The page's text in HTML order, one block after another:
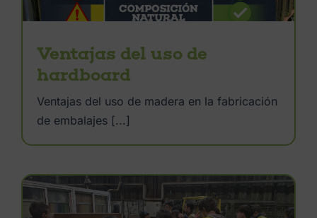
Ventajas del uso de
hardboard
Ventajas del uso de madera en la fabricación
de embalajes [...]